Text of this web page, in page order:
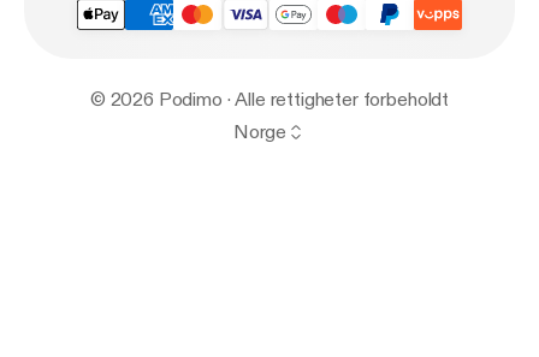
© 2026 Podimo · Alle rettigheter forbeholdt
Norge